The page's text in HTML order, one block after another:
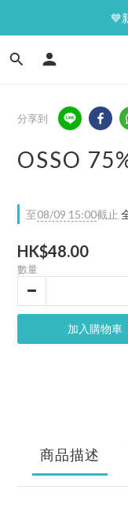
⭐逢星💙
⭐逢星
分享到
OSSO
至08/09 15:00截止
HK$48.00
數量
加入購物車
商品描述